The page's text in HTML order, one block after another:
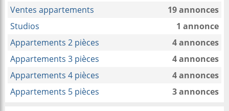
Ventes appartements
19 annonces
Studios
1 annonce
Appartements 2 pièces
4 annonces
Appartements 3 pièces
4 annonces
Appartements 4 pièces
4 annonces
Appartements 5 pièces
3 annonces